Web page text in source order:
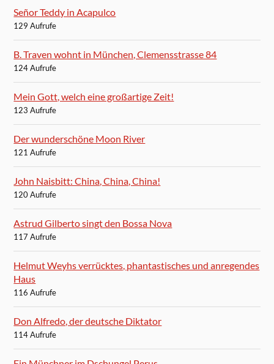
Señor Teddy in Acapulco
129 Aufrufe
B. Traven wohnt in München, Clemensstrasse 84
124 Aufrufe
Mein Gott, welch eine großartige Zeit!
123 Aufrufe
Der wunderschöne Moon River
121 Aufrufe
John Naisbitt: China, China, China!
120 Aufrufe
Astrud Gilberto singt den Bossa Nova
117 Aufrufe
Helmut Weyhs verrücktes, phantastisches und anregendes
Haus
116 Aufrufe
Don Alfredo, der deutsche Diktator
114 Aufrufe